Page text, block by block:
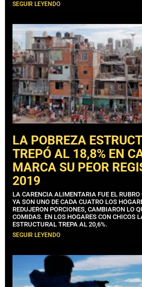
SEGUIR LEYENDO
LA POBREZA
TREPÓ AL 18,8% EN
MARCA SU PEOR
2019
LA CARENCIA ALIMENTARIA FUE EL RUBRO
YA SON UNO DE CADA CUATRO LOS
REDUJERON PORCIONES, CAMBIARON LO
COMIDAS. EN LOS HOGARES CON CHICOS
ESTRUCTURAL TREPA AL 20,6%.
SEGUIR LEYENDO